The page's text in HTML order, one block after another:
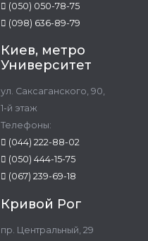
(050) 050-78-75
(098) 636-89-79
Киев, метро
Университет
ул. Саксаганского, 90,
1-й этаж
Телефоны:
(044) 222-88-02
(050) 444-15-75
(067) 239-69-18
Кривой Рог
пр. Центральный, 29